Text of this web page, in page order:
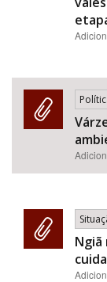
Ngiã